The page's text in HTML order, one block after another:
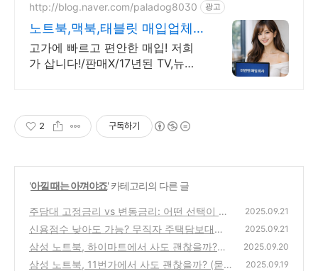
http://blog.naver.com/paladog8030 광고
노트북,맥북,태블릿 매입업체
고가 매입 회사
고가에 빠르고 편안한 매입! 저희
가 삽니다!/판매X/17년된 TV,뉴스
2 구독하기
'아낄 때는 아껴야죠' 카테고리의 다른 글
주담대 고정금리 vs 변동금리: 어떤 선택이 현
명할까?
(0)
2025.09.21
신용점수 낮아도 가능? 무직자 주택담보대출
방법 [3분 총정리]
(0)
2025.09.21
삼성 노트북, 하이마트에서 사도 괜찮을까?
(묻지마 구매 전에 꼭 봐야 할 3가지)
(1)
2025.09.20
삼성 노트북, 11번가에서 사도 괜찮을까? (묻
2025.09.19